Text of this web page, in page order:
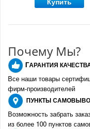
Почему Мы?
ГАРАНТИЯ
Все наши товары
фирм-производителей
ПУНКТЫ
Возможность забрать
из более 100 пунктов